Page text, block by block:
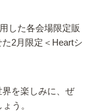
した各会場限定販
2月限定＜Heartシ
を楽しみに、ぜ
う。